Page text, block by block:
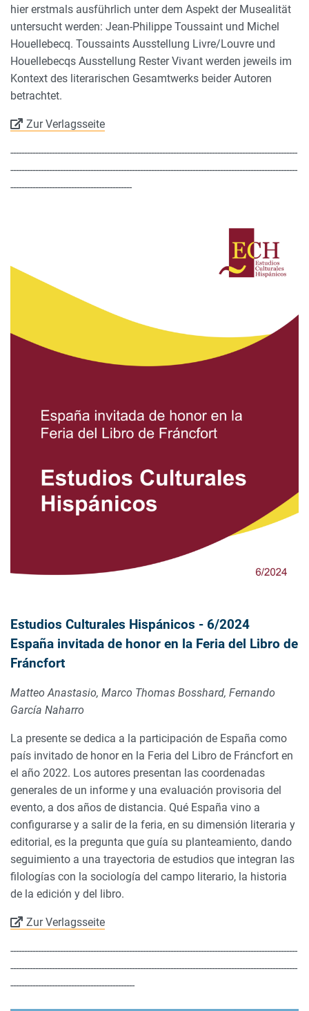
hier erstmals ausführlich unter dem Aspekt der Musealität
untersucht werden: Jean-Philippe Toussaint und Michel
Houellebecq. Toussaints Ausstellung Livre/Louvre und
Houellebecqs Ausstellung Rester Vivant werden jeweils im
Kontext des literarischen Gesamtwerks beider Autoren
betrachtet.
Zur Verlagsseite
--------------------------------------------------------------------------------------------------------
--------------------------------------------------------------------------------------------------------
--------------------------------------------
Estudios Culturales Hispánicos - 6/2024
España invitada de honor en la Feria del Libro de
Fráncfort
Matteo Anastasio, Marco Thomas Bosshard, Fernando
García Naharro
La presente se dedica a la participación de España como
país invitado de honor en la Feria del Libro de Fráncfort en
el año 2022. Los autores presentan las coordenadas
generales de un informe y una evaluación provisoria del
evento, a dos años de distancia. Qué España vino a
configurarse y a salir de la feria, en su dimensión literaria y
editorial, es la pregunta que guía su planteamiento, dando
seguimiento a una trayectoria de estudios que integran las
filologías con la sociología del campo literario, la historia
de la edición y del libro.
Zur Verlagsseite
--------------------------------------------------------------------------------------------------------
--------------------------------------------------------------------------------------------------------
---------------------------------------------